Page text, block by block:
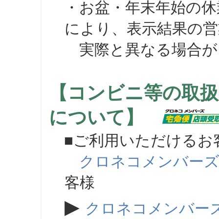
・お盆・年末年始の
により、表示結果の
実際と異なる場合が
【コンビニ等の取
について】
■ご利用いただけるお
クロネコメンバーズ
客様
▶ クロネコメンバー